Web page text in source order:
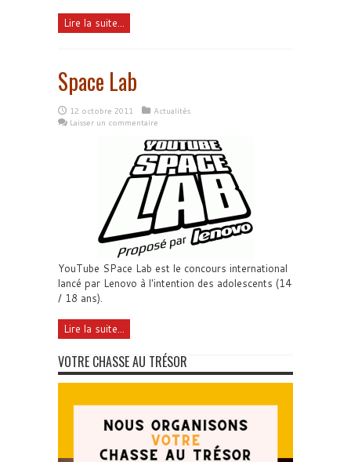
Lire la suite...
Space Lab
12 octobre 2011
Actualités
Laisser un commentaire
YouTube SPace Lab est le concours international
lancé par Lenovo à l'intention des adolescents (14
/ 18 ans).
Lire la suite...
VOTRE CHASSE AU TRÉSOR